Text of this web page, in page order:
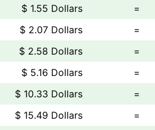
$ 1.55 Dollars
=
$ 2.07 Dollars
=
$ 2.58 Dollars
=
$ 5.16 Dollars
=
$ 10.33 Dollars
=
$ 15.49 Dollars
=